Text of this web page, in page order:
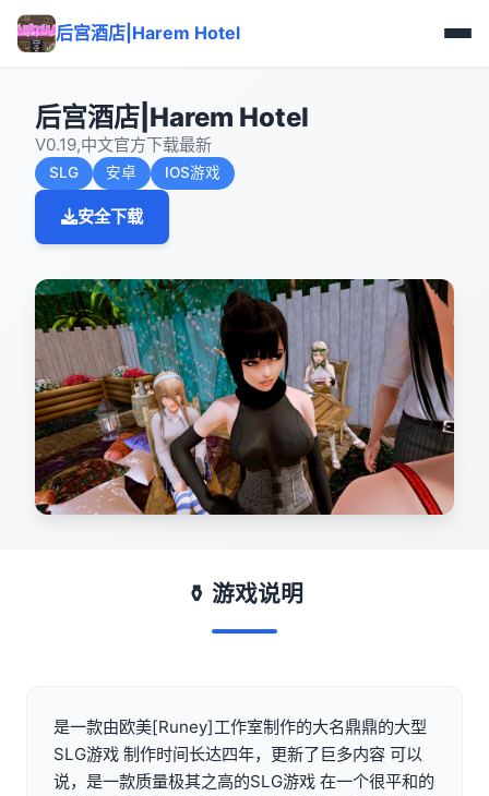
后宫酒店|Harem Hotel
后宫酒店|Harem Hotel
V0.19,中文官方下载最新
SLG 安卓 IOS游戏
安全下载
⚱️ 游戏说明
是一款由欧美[Runey]工作室制作的大名鼎鼎的大型
SLG游戏 制作时间长达四年，更新了巨多内容 可以
说，是一款质量极其之高的SLG游戏 在一个很平和的